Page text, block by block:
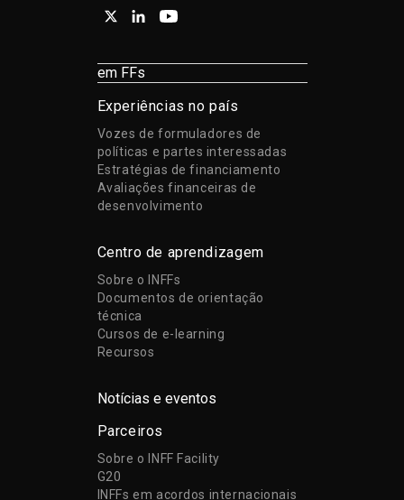
em FFs
Experiências no país
Vozes de formuladores de
políticas e partes interessadas
Estratégias de financiamento
Avaliações financeiras de
desenvolvimento
Centro de aprendizagem
Sobre o INFFs
Documentos de orientação
técnica
Cursos de e-learning
Recursos
Notícias e eventos
Parceiros
Sobre o INFF Facility
G20
INFFs em acordos internacionais